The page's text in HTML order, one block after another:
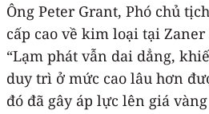
Ông Peter Grant, Phó chủ
cấp cao về kim loại tại
“Lạm phát vẫn dai dẳng,
duy trì ở mức cao lâu hơn
đó đã gây áp lực lên giá